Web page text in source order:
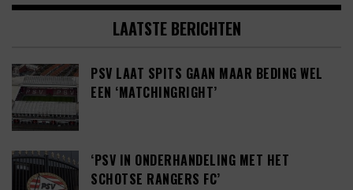
LAATSTE BERICHTEN
PSV LAAT SPITS GAAN MAAR BEDING WEL
EEN ‘MATCHINGRIGHT’
‘PSV IN ONDERHANDELING MET HET
SCHOTSE RANGERS FC’